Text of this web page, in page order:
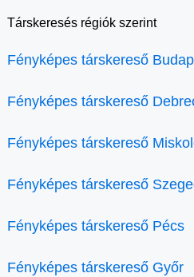
Társkeresés régiók szerint
Fényképes társkereső
Fényképes társkereső
Fényképes társkereső
Fényképes társkereső
Fényképes társkereső Pécs
Fényképes társkereső Győr